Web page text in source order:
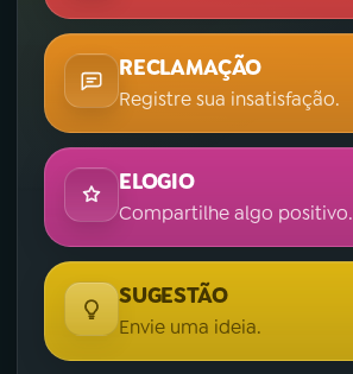
RECLAMAÇÃO
Registre sua insatisfação.
ELOGIO
Compartilhe algo positivo.
SUGESTÃO
Envie uma ideia.